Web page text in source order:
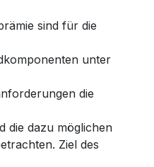
sind für die
unter
die
die dazu möglichen
Ziel des